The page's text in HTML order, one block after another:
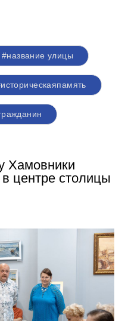
#название улицы
Хамовники
центре столицы